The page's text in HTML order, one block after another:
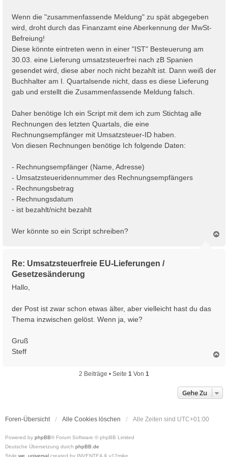
Wenn die "zusammenfassende Meldung" zu spät abgegeben
wird, droht durch das Finanzamt eine Aberkennung der MwSt-
Befreiung!
Diese könnte eintreten wenn in einer "IST" Besteuerung am
30.03. eine Lieferung umsatzsteuerfrei nach zB Spanien
gesendet wird, diese aber noch nicht bezahlt ist. Dann weiß der
Buchhalter am I. Quartalsende nicht, dass es diese Lieferung
gab und erstellt die Zusammenfassende Meldung falsch.
Daher benötige Ich ein Script mit dem ich zum Stichtag alle
Rechnungen des letzten Quartals, die eine
Rechnungsempfänger mit Umsatzsteuer-ID haben.
Von diesen Rechnungen benötige Ich folgende Daten:
- Rechnungsempfänger (Name, Adresse)
- Umsatzsteueridennummer des Rechnungsempfängers
- Rechnungsbetrag
- Rechnungsdatum
- ist bezahlt/nicht bezahlt
Wer könnte so ein Script schreiben?
Re: Umsatzsteuerfreie EU-Lieferungen /
Gesetzesänderung
Hallo,
der Post ist zwar schon etwas älter, aber vielleicht hast du das
Thema inzwischen gelöst. Wenn ja, wie?
Gruß
Steff
o
2 Beiträge • Seite 1 Von 1
Gehe Zu
Foren-Übersicht Alle Cookies löschen Alle Zeiten sind UTC+01:00
Powered by phpBB® Forum Software © phpBB Limited
Deutsche Übersetzung durch phpBB.de
Style we_universal created by INVENTEA & v12mike